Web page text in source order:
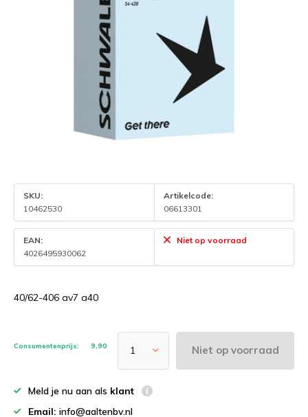
SKU:
10462530
Artikelcode:
06613301
EAN:
4026495930062
Niet op voorraad
40/62-406 av7 a40
Consumentenprijs: 9,90 Niet op voorraad
Meld je nu aan als klant
Email: info@aaltenbv.nl